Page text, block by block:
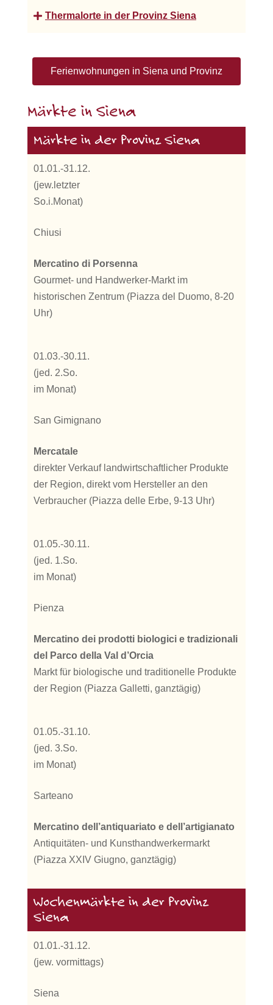
Thermalorte in der Provinz Siena
Ferienwohnungen in Siena und Provinz
Märkte in Siena
Märkte in der Provinz Siena
01.01.-31.12.
(jew.letzter
So.i.Monat)
Chiusi
Mercatino di Porsenna
Gourmet- und Handwerker-Markt im
historischen Zentrum (Piazza del Duomo, 8-20
Uhr)
01.03.-30.11.
(jed. 2.So.
im Monat)
San Gimignano
Mercatale
direkter Verkauf landwirtschaftlicher Produkte
der Region, direkt vom Hersteller an den
Verbraucher (Piazza delle Erbe, 9-13 Uhr)
01.05.-30.11.
(jed. 1.So.
im Monat)
Pienza
Mercatino dei prodotti biologici e tradizionali
del Parco della Val d’Orcia
Markt für biologische und traditionelle Produkte
der Region (Piazza Galletti, ganztägig)
01.05.-31.10.
(jed. 3.So.
im Monat)
Sarteano
Mercatino dell’antiquariato e dell’artigianato
Antiquitäten- und Kunsthandwerkermarkt
(Piazza XXIV Giugno, ganztägig)
Wochenmärkte in der Provinz
Siena
01.01.-31.12.
(jew. vormittags)
Siena